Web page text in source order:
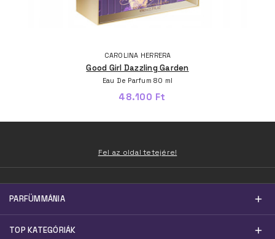
CAROLINA HERRERA
Good Girl Dazzling Garden
Eau De Parfum 80 ml
48.100 Ft
Fel az oldal tetejére!
PARFÜMMÁNIA
TOP KATEGÓRIÁK